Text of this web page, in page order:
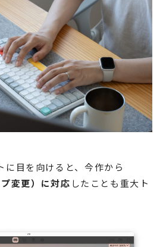
に目を向けると、今作から
変更）に対応 したことも重大ト